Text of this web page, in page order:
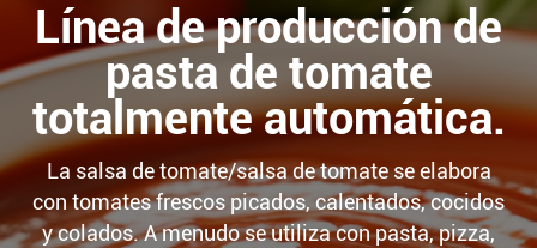
Productos
Servicios
sobre nosotros
Contáctenos
Línea de producción de
pasta de tomate
totalmente automática.
La salsa de tomate/salsa de tomate se elabora
con tomates frescos picados, calentados, cocidos
y colados. A menudo se utiliza con pasta, pizza,